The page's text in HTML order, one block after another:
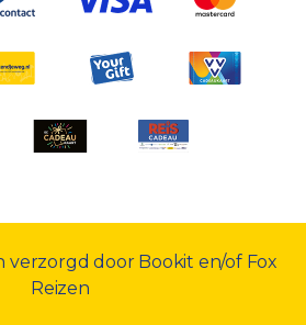
verzorgd door Bookit en/of Fox
Reizen